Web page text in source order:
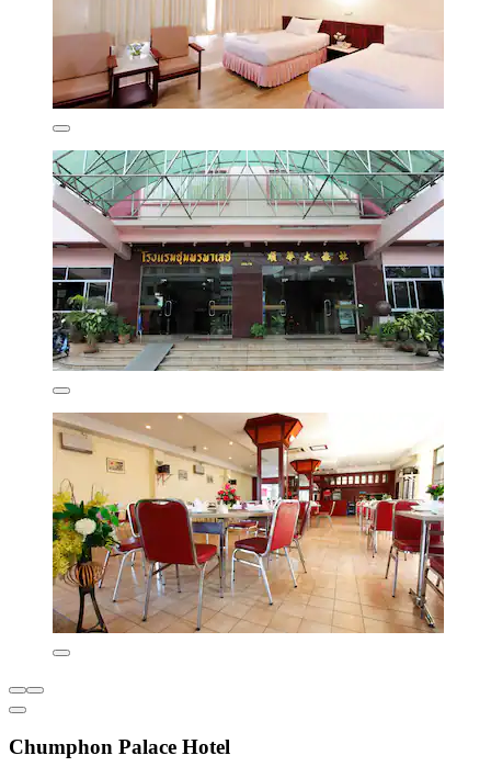
Chumphon Palace Hotel